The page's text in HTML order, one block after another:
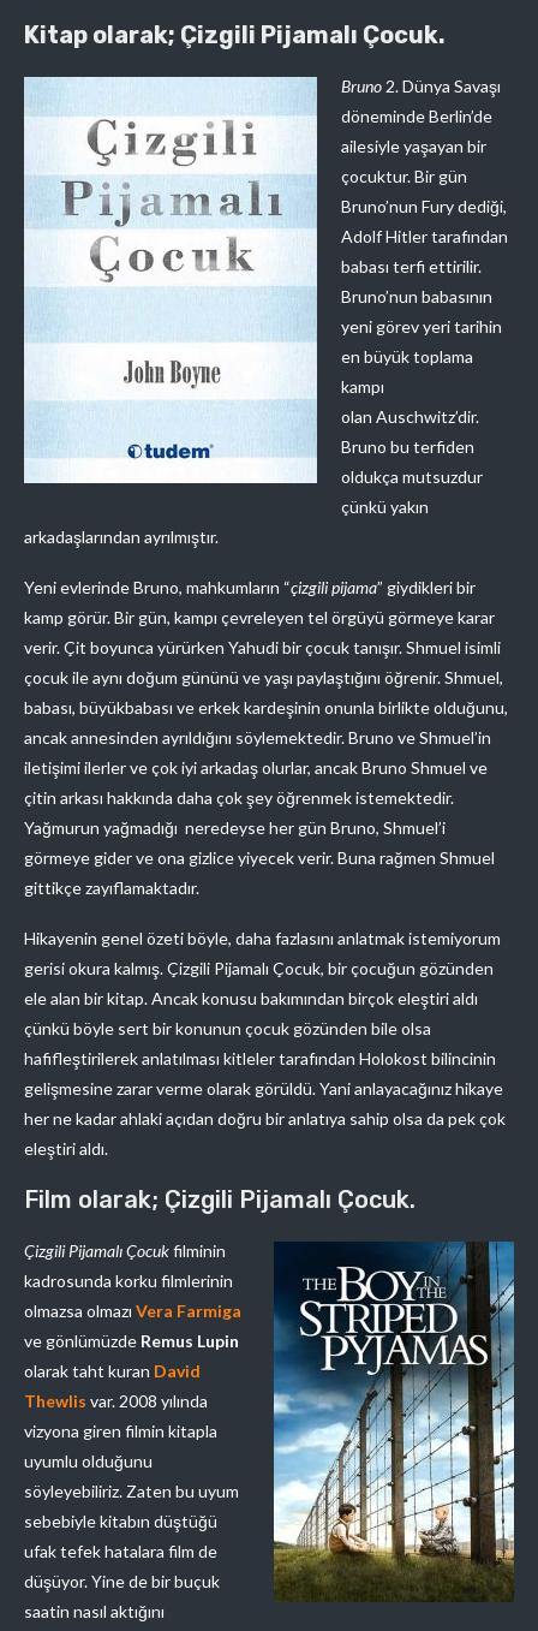
Kitap olarak; Çizgili Pijamalı Çocuk.
Bruno 2. Dünya Savaşı
döneminde Berlin’de
ailesiyle yaşayan bir
çocuktur. Bir gün
Bruno’nun Fury dediği,
Adolf Hitler tarafından
babası terfi ettirilir.
Bruno’nun babasının
yeni görev yeri tarihin
en büyük toplama
kampı
olan Auschwitz’dir.
Bruno bu terfiden
oldukça mutsuzdur
çünkü yakın
arkadaşlarından ayrılmıştır.
Yeni evlerinde Bruno, mahkumların “çizgili pijama” giydikleri bir
kamp görür. Bir gün, kampı çevreleyen tel örgüyü görmeye karar
verir. Çit boyunca yürürken Yahudi bir çocuk tanışır. Shmuel isimli
çocuk ile aynı doğum gününü ve yaşı paylaştığını öğrenir. Shmuel,
babası, büyükbabası ve erkek kardeşinin onunla birlikte olduğunu,
ancak annesinden ayrıldığını söylemektedir. Bruno ve Shmuel’in
iletişimi ilerler ve çok iyi arkadaş olurlar, ancak Bruno Shmuel ve
çitin arkası hakkında daha çok şey öğrenmek istemektedir.
Yağmurun yağmadığı neredeyse her gün Bruno, Shmuel’i
görmeye gider ve ona gizlice yiyecek verir. Buna rağmen Shmuel
gittikçe zayıflamaktadır.
Hikayenin genel özeti böyle, daha fazlasını anlatmak istemiyorum
gerisi okura kalmış. Çizgili Pijamalı Çocuk, bir çocuğun gözünden
ele alan bir kitap. Ancak konusu bakımından birçok eleştiri aldı
çünkü böyle sert bir konunun çocuk gözünden bile olsa
hafifleştirilerek anlatılması kitleler tarafından Holokost bilincinin
gelişmesine zarar verme olarak görüldü. Yani anlayacağınız hikaye
her ne kadar ahlaki açıdan doğru bir anlatıya sahip olsa da pek çok
eleştiri aldı.
Film olarak; Çizgili Pijamalı Çocuk.
Çizgili Pijamalı Çocukfilminin
kadrosunda korku filmlerinin
olmazsa olmazı Vera Farmiga
ve gönlümüzde Remus Lupin
olarak taht kuran David
Thewlis var. 2008 yılında
vizyona giren filmin kitapla
uyumlu olduğunu
söyleyebiliriz. Zaten bu uyum
sebebiyle kitabın düştüğü
ufak tefek hatalara film de
düşüyor. Yine de bir buçuk
saatin nasıl aktığını